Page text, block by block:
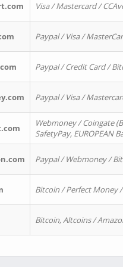
Visa / Mastercard /
Paypal / Visa /
Paypal / Credit Card /
Paypal / Visa /
Webmoney / Coingate
SafetyPay, EUROPEAN
Paypal / Webmoney /
Bitcoin / Perfect Money /
Bitcoin, Altcoins /